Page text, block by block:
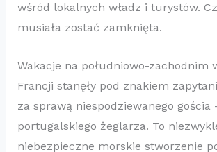
wśród lokalnych władz i turystów.
musiała zostać zamknięta.
Wakacje na południowo-zachodnim
Francji stanęły pod znakiem
za sprawą niespodziewanego gościa
portugalskiego żeglarza. To
niebezpieczne morskie stworzenie